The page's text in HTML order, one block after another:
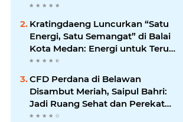
Kesehatan
Kratingdaeng Luncurkan “Satu
Energi, Satu Semangat” di Balai
Kota Medan: Energi untuk Terus
Bergerak Maju
CFD Perdana di Belawan
Disambut Meriah, Saipul Bahri:
Jadi Ruang Sehat dan Perekat
Kebersamaan Warga Medan